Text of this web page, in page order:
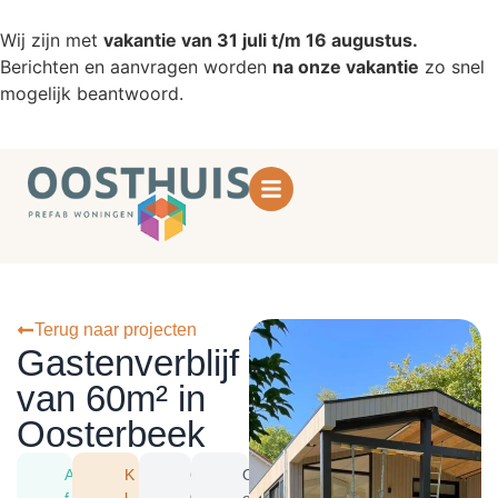
Wij zijn met vakantie van 31 juli t/m 16 augustus.
Berichten en aanvragen worden na onze vakantie zo snel
mogelijk beantwoord.
Terug naar projecten
Gastenverblijf
van 60m² in
Oosterbeek
A
K
6
O